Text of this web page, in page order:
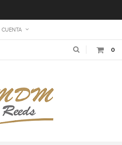
CUENTA
0